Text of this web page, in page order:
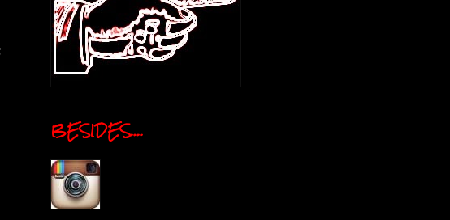
BESIDES....